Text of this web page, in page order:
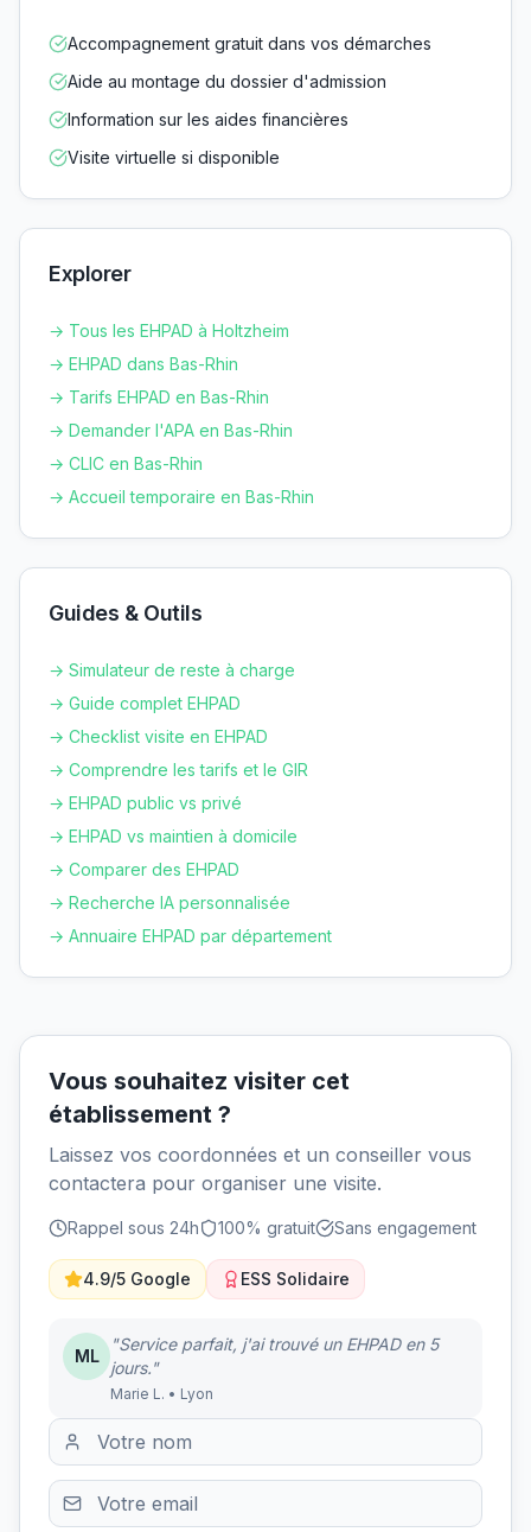
Accompagnement gratuit dans vos démarches
Aide au montage du dossier d'admission
Information sur les aides financières
Visite virtuelle si disponible
Explorer
→ Tous les EHPAD à Holtzheim
→ EHPAD dans Bas-Rhin
→ Tarifs EHPAD en Bas-Rhin
→ Demander l'APA en Bas-Rhin
→ CLIC en Bas-Rhin
→ Accueil temporaire en Bas-Rhin
Guides & Outils
→ Simulateur de reste à charge
→ Guide complet EHPAD
→ Checklist visite en EHPAD
→ Comprendre les tarifs et le GIR
→ EHPAD public vs privé
→ EHPAD vs maintien à domicile
→ Comparer des EHPAD
→ Recherche IA personnalisée
→ Annuaire EHPAD par département
Vous souhaitez visiter cet
établissement ?
Laissez vos coordonnées et un conseiller vous
contactera pour organiser une visite.
Rappel sous 24h 100% gratuit Sans engagement
4.9/5 Google ESS Solidaire
ML
"Service parfait, j'ai trouvé un EHPAD en 5
jours."
Marie L. • Lyon